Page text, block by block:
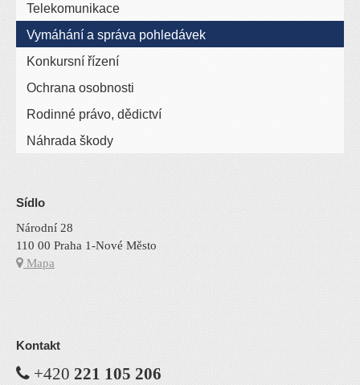
Telekomunikace
Vymáhání a správa pohledávek
Konkursní řízení
Ochrana osobnosti
Rodinné právo, dědictví
Náhrada škody
Sídlo
Národní 28
110 00 Praha 1-Nové Město
Mapa
Kontakt
+420 221 105 206